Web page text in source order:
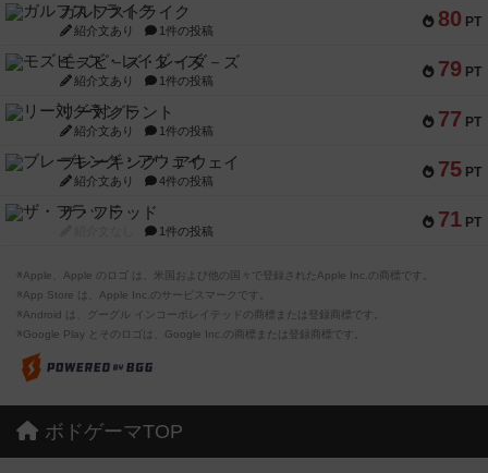
80 PT
ガルフストライク
紹介文あり 1件の投稿
79 PT
モズビ－ズ・レイダ－ズ
紹介文あり 1件の投稿
77 PT
リー対グラント
紹介文あり 1件の投稿
75 PT
ブレーキング・アウェイ
紹介文あり 4件の投稿
71 PT
ザ・フラッド
1件の投稿
※Apple、Apple のロゴ は、米国および他の国々で登録されたApple Inc.の商標です。
※App Store は、Apple Inc.のサービスマークです。
※Android は、グーグル インコーポレイテッドの商標または登録商標です。
※Google Play とそのロゴは、Google Inc.の商標または登録商標です。
ボドゲーマTOP